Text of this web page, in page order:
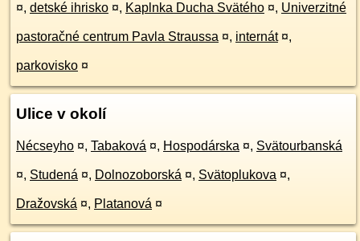
¤, detské ihrisko ¤, Kaplnka Ducha Svätého ¤, Univerzitné
pastoračné centrum Pavla Straussa ¤, internát ¤,
parkovisko ¤
Ulice v okolí
Nécseyho ¤, Tabaková ¤, Hospodárska ¤, Svätourbanská
¤, Studená ¤, Dolnozoborská ¤, Svätoplukova ¤,
Dražovská ¤, Platanová ¤